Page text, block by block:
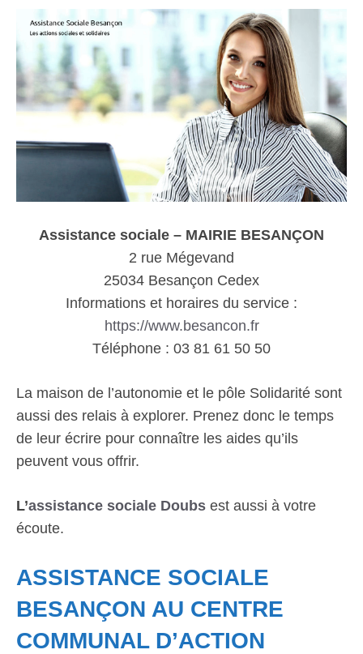
Assistance sociale – MAIRIE BESANÇON
2 rue Mégevand
25034 Besançon Cedex
Informations et horaires du service :
https://www.besancon.fr
Téléphone : 03 81 61 50 50
La maison de l’autonomie et le pôle Solidarité sont
aussi des relais à explorer. Prenez donc le temps
de leur écrire pour connaître les aides qu’ils
peuvent vous offrir.
L’assistance sociale Doubs est aussi à votre
écoute.
ASSISTANCE SOCIALE
BESANÇON AU CENTRE
COMMUNAL D’ACTION